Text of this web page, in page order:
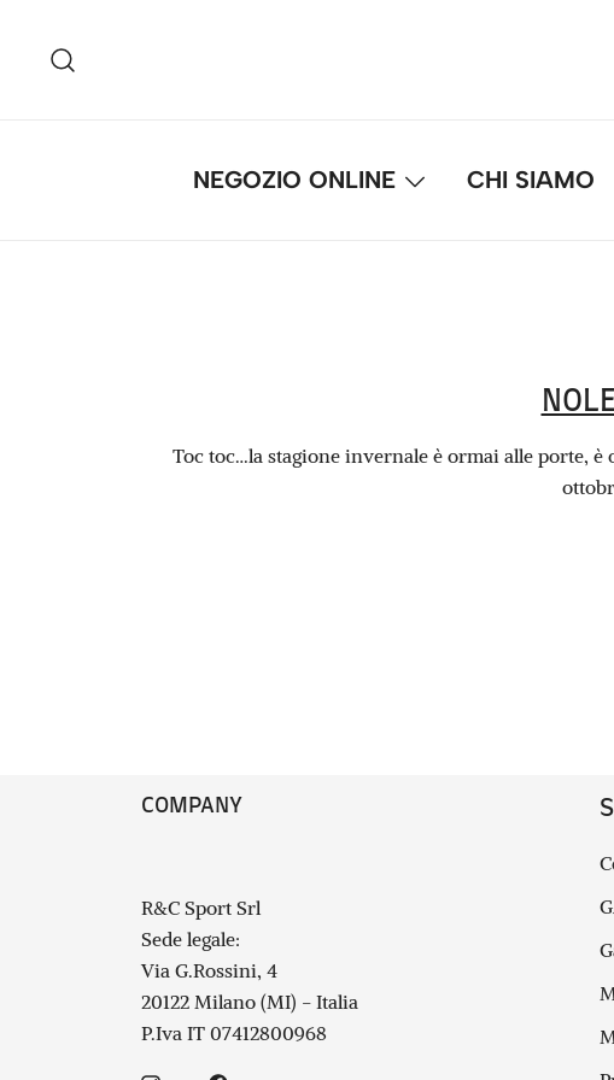
contenuto
NEGOZIO ONLINE CHI SIAMO
Toc toc…la stagione invernale è ormai alle porte,
COMPANY
R&C Sport Srl
Sede legale:
Via G.Rossini, 4
20122 Milano (MI) - Italia
P.Iva IT 07412800968